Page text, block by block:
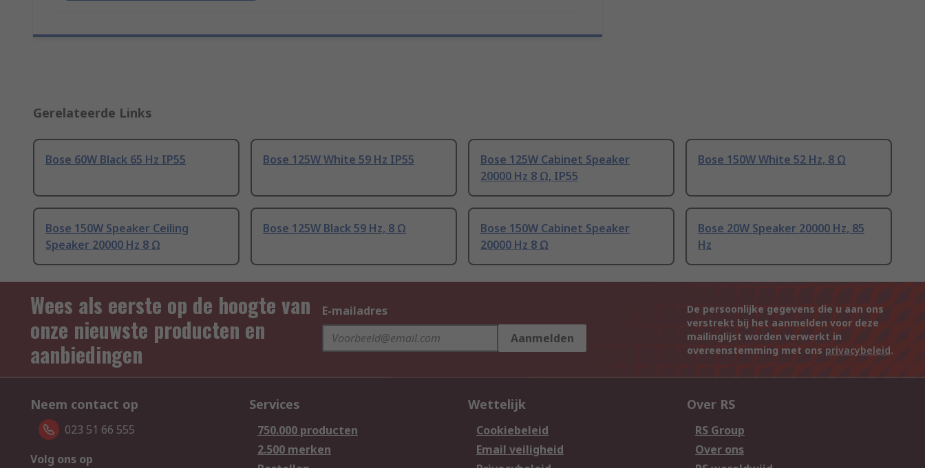
Gerelateerde Links
Bose 60W Black 65 Hz IP55 Bose 125W White 59 Hz IP55
Bose 125W Cabinet Speaker
20000 Hz 8 Ω, IP55
Bose 150W White 52 Hz, 8 Ω
Bose 150W Speaker Ceiling
Speaker 20000 Hz 8 Ω
Bose 125W Black 59 Hz, 8 Ω
Bose 150W Cabinet Speaker
20000 Hz 8 Ω
Bose 20W Speaker 20000 Hz, 85
Hz
Wees als eerste op de hoogte van
onze nieuwste producten en
aanbiedingen
E-mailadres
Aanmelden
De persoonlijke gegevens die u aan ons
verstrekt bij het aanmelden voor deze
mailinglijst worden verwerkt in
overeenstemming met ons privacybeleid.
Neem contact op
023 51 66 555
Volg ons op
Services
750.000 producten
2.500 merken
Wettelijk
Cookiebeleid
Email veiligheid
Over RS
RS Group
Over ons